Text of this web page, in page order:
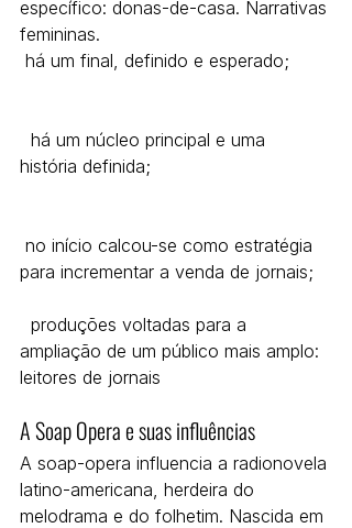
específico: donas-de-casa. Narrativas
femininas.
há um final, definido e esperado;
história definida;
para incrementar a venda de jornais;
ampliação de um público mais amplo:
leitores de jornais
A Soap Opera e suas influências
A soap-opera influencia a radionovela
latino-americana, herdeira do
melodrama e do folhetim. Nascida em